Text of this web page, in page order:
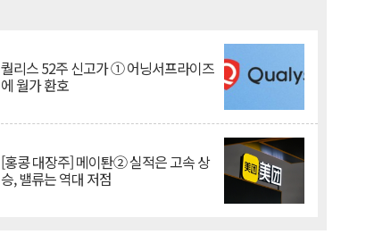
퀄리스 52주 신고가 ① 어닝서프라이즈
에 월가 환호
[홍콩 대장주] 메이퇀② 실적은 고속 상
승, 밸류는 역대 저점